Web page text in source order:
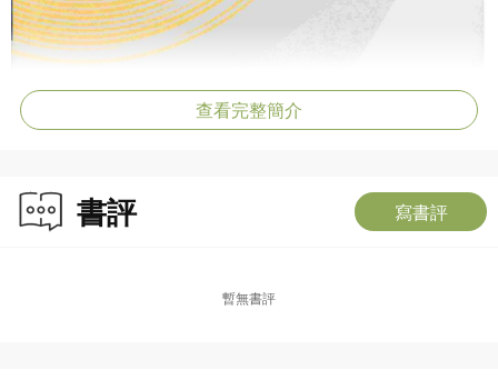
查看完整簡介
書評 寫書評
暫無書評